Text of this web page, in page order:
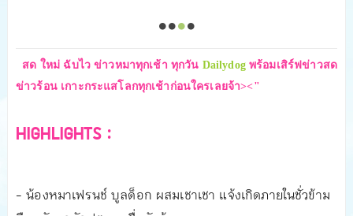
สด ใหม่ ฉับไว ข่าวหมาทุกเช้า ทุกวัน Dailydogพร้อมเสิร์ฟข่าวสด
ข่าวร้อน เกาะกระแสโลกทุกเช้าก่อนใครเลยจ้า><"
HIGHLIGHTS :
- น้องหมาเฟรนช์ บูลด็อก ผสมเชาเชา แจ้งเกิดภายในชั่วข้าม